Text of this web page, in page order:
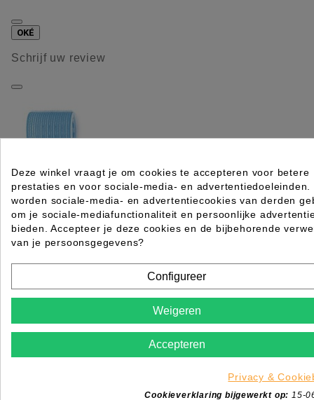
OKÉ
Schrijf uw review
KRULLER ZELFKLEVEND 56MM 6 STK
Rating forQuality
Please choose a rating for your review.
Enim quis fugiat consequat elit minim nisi eu
Deze winkel vraagt je om cookies te accepteren voor betere
prestaties en voor sociale-media- en advertentiedoeleinden.
worden sociale-media- en advertentiecookies van derden
om je sociale-mediafunctionaliteit en persoonlijke
bieden. Accepteer je deze cookies en de bijbehorende
van je persoonsgegevens?
Configureer
Weigeren
Accepteren
Privacy &
Cookieverklaring bijgewerkt op: 15-